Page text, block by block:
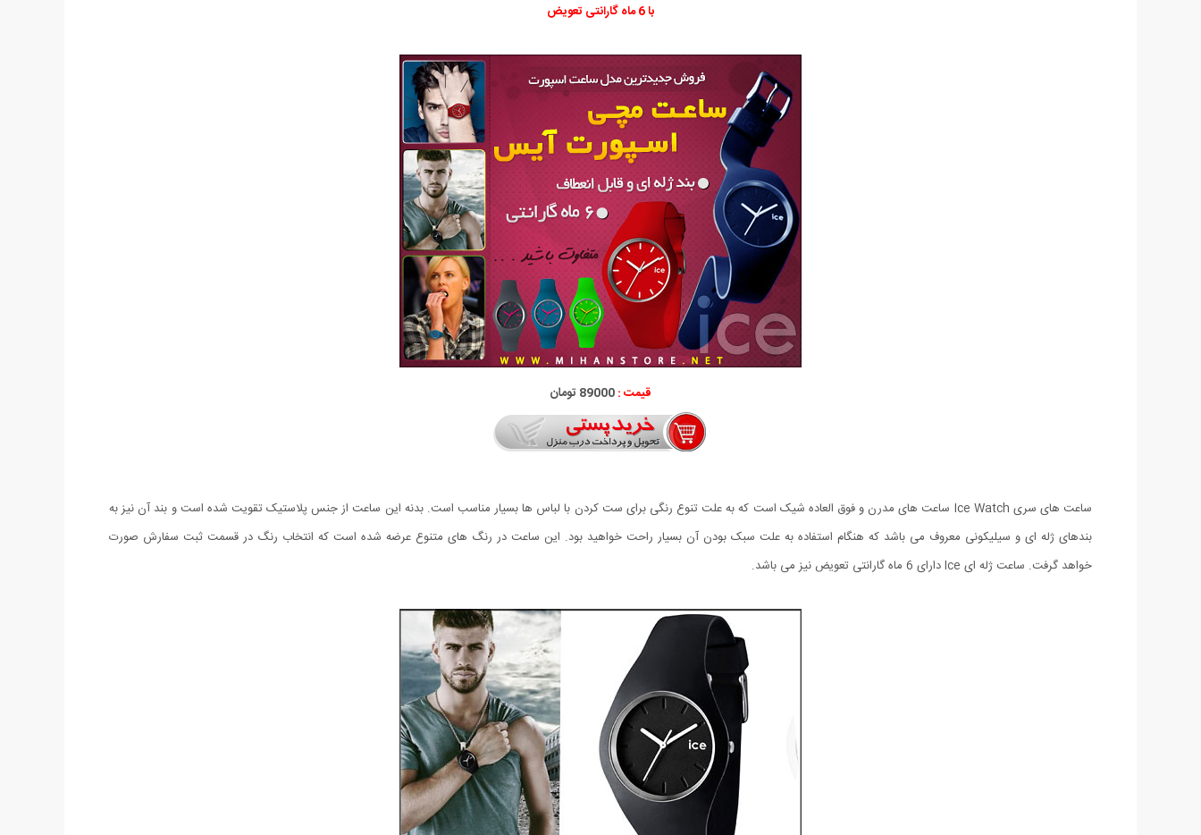
با 6 ماه گارانتی تعویض
قیمت :89000 تومان
ساعت های سری Ice Watch ساعت های مدرن و فوق العاده شیک است که به علت تنوع رنگی برای ست کردن با لباس ها بسیار مناسب است. بدنه این ساعت از جنس پلاستیک تقویت شده است و بند آن نیز به
بندهای ژله ای و سیلیکونی معروف می باشد که هنگام استفاده به علت سبک بودن آن بسیار راحت خواهید بود. این ساعت در رنگ های متنوع عرضه شده است که انتخاب رنگ در قسمت ثبت سفارش صورت
خواهد گرفت. ساعت ژله ای Ice دارای 6 ماه گارانتی تعویض نیز می باشد.